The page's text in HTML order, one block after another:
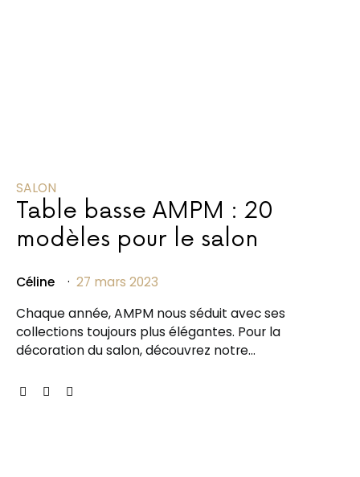
SALON
Table basse AMPM : 20
modèles pour le salon
Céline
27 mars 2023
Chaque année, AMPM nous séduit avec ses
collections toujours plus élégantes. Pour la
décoration du salon, découvrez notre…